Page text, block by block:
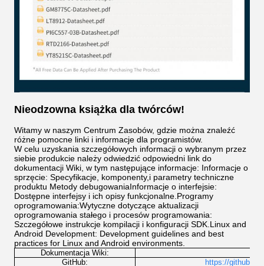
Nieodzowna książka dla twórców!
Witamy w naszym Centrum Zasobów, gdzie można znaleźć
różne pomocne linki i informacje dla programistów.
W celu uzyskania szczegółowych informacji o wybranym przez
siebie produkcie należy odwiedzić odpowiedni link do
dokumentacji Wiki, w tym następujące informacje: Informacje o
sprzęcie: Specyfikacje, komponenty,i parametry techniczne
produktu Metody debugowaniaInformacje o interfejsie:
Dostępne interfejsy i ich opisy funkcjonalne.Programy
oprogramowania:Wytyczne dotyczące aktualizacji
oprogramowania stałego i procesów programowania:
Szczegółowe instrukcje kompilacji i konfiguracji SDK.Linux and
Android Development: Development guidelines and best
practices for Linux and Android environments.
Dokumentacja Wiki:
GitHub:
https://